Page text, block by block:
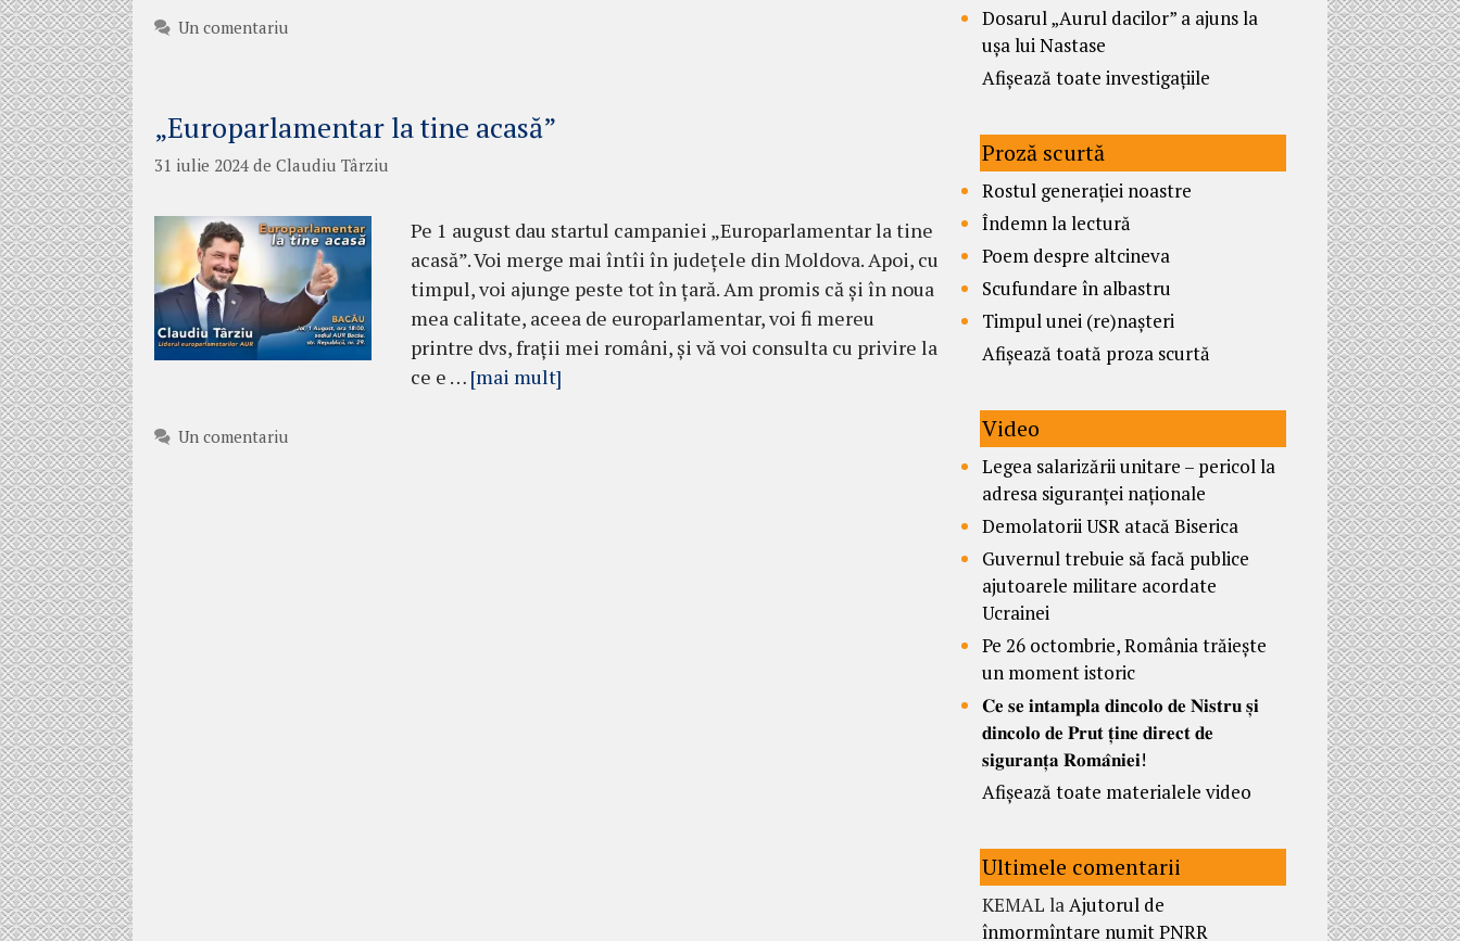
Un comentariu
„Europarlamentar la tine acasă”
31 iulie 2024 de Claudiu Târziu
Pe 1 august dau startul campaniei „Europarlamentar la tine
acasă”. Voi merge mai întîi în județele din Moldova. Apoi, cu
timpul, voi ajunge peste tot în țară. Am promis că și în noua
mea calitate, aceea de europarlamentar, voi fi mereu
printre dvs, frații mei români, și vă voi consulta cu privire la
ce e … [mai mult]
Un comentariu
Dosarul „Aurul dacilor” a ajuns la
ușa lui Nastase
Afișează toate investigațiile
Proză scurtă
Rostul generației noastre
Îndemn la lectură
Poem despre altcineva
Scufundare în albastru
Timpul unei (re)nașteri
Afișează toată proza scurtă
Video
Legea salarizării unitare – pericol la
adresa siguranței naționale
Demolatorii USR atacă Biserica
Guvernul trebuie să facă publice
ajutoarele militare acordate
Ucrainei
Pe 26 octombrie, România trăiește
un moment istoric
𝐂𝐞 𝐬𝐞 𝐢𝐧𝐭𝐚𝐦𝐩𝐥𝐚 𝐝𝐢𝐧𝐜𝐨𝐥𝐨 𝐝𝐞 𝐍𝐢𝐬𝐭𝐫𝐮 𝐬̦𝐢
𝐝𝐢𝐧𝐜𝐨𝐥𝐨 𝐝𝐞 𝐏𝐫𝐮𝐭 𝐭̦𝐢𝐧𝐞 𝐝𝐢𝐫𝐞𝐜𝐭 𝐝𝐞
𝐬𝐢𝐠𝐮𝐫𝐚𝐧𝐭̦𝐚 𝐑𝐨𝐦𝐚̂𝐧𝐢𝐞𝐢!
Afișează toate materialele video
Ultimele comentarii
KEMAL laAjutorul de
înmormîntare numit PNRR